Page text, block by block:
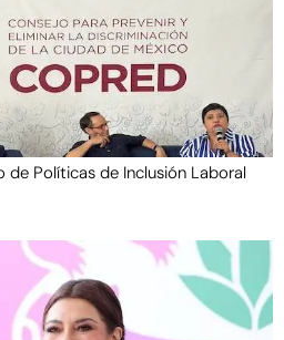
Políticas de Inclusión Laboral